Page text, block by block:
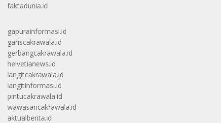
faktadunia.id
gapurainformasi.id
gariscakrawala.id
gerbangcakrawala.id
helvetianews.id
langitcakrawala.id
langitinformasi.id
pintucakrawala.id
wawasancakrawala.id
aktualberita.id